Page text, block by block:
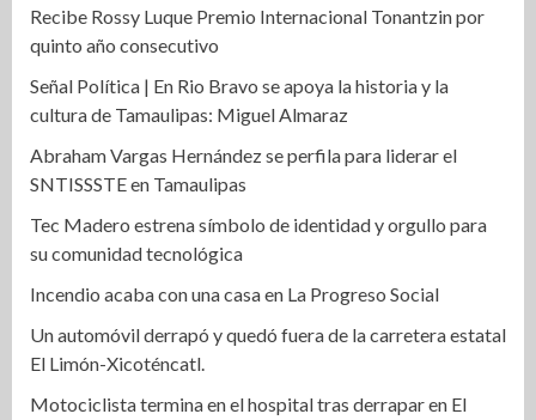
Recibe Rossy Luque Premio Internacional Tonantzin por
quinto año consecutivo
Señal Política | En Rio Bravo se apoya la historia y la
cultura de Tamaulipas: Miguel Almaraz
Abraham Vargas Hernández se perfila para liderar el
SNTISSSTE en Tamaulipas
Tec Madero estrena símbolo de identidad y orgullo para
su comunidad tecnológica
Incendio acaba con una casa en La Progreso Social
Un automóvil derrapó y quedó fuera de la carretera estatal
El Limón-Xicoténcatl.
Motociclista termina en el hospital tras derrapar en El